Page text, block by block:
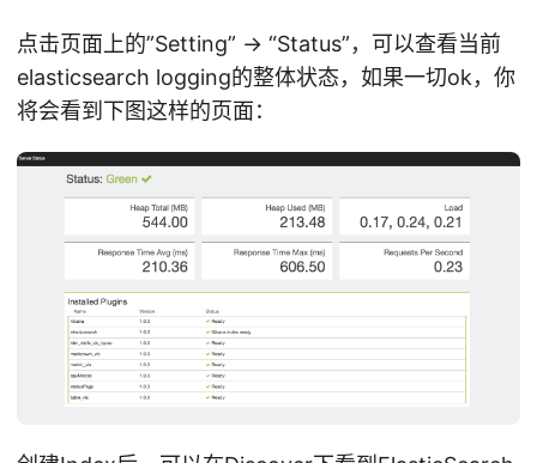
点击页面上的”Setting” -> “Status”，可以查看当前
elasticsearch logging的整体状态，如果一切ok，你
将会看到下图这样的页面：